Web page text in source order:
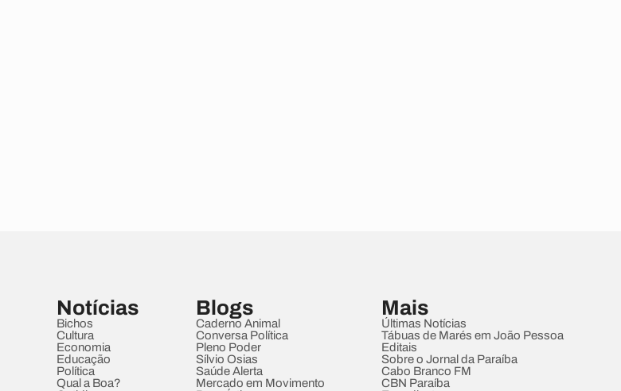
Notícias
Bichos
Cultura
Economia
Educação
Política
Qual a Boa?
Blogs
Caderno Animal
Conversa Política
Pleno Poder
Sílvio Osias
Saúde Alerta
Mercado em Movimento
Mais
Últimas Notícias
Tábuas de Marés em João Pessoa
Editais
Sobre o Jornal da Paraíba
Cabo Branco FM
CBN Paraíba